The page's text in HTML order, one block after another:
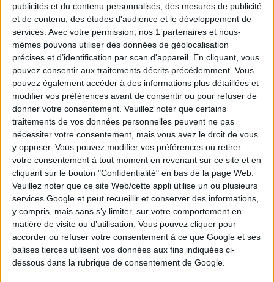
publicités et du contenu personnalisés, des mesures de publicité
et de contenu, des études d'audience et le développement de
services. Avec votre permission, nos 1 partenaires et nous-
mêmes pouvons utiliser des données de géolocalisation
précises et d’identification par scan d'appareil. En cliquant, vous
pouvez consentir aux traitements décrits précédemment. Vous
pouvez également accéder à des informations plus détaillées et
modifier vos préférences avant de consentir ou pour refuser de
donner votre consentement. Veuillez noter que certains
traitements de vos données personnelles peuvent ne pas
nécessiter votre consentement, mais vous avez le droit de vous
y opposer. Vous pouvez modifier vos préférences ou retirer
votre consentement à tout moment en revenant sur ce site et en
cliquant sur le bouton "Confidentialité" en bas de la page Web.
Veuillez noter que ce site Web/cette appli utilise un ou plusieurs
services Google et peut recueillir et conserver des informations,
y compris, mais sans s’y limiter, sur votre comportement en
matière de visite ou d’utilisation. Vous pouvez cliquer pour
accorder ou refuser votre consentement à ce que Google et ses
balises tierces utilisent vos données aux fins indiquées ci-
dessous dans la rubrique de consentement de Google.
Le ticket est un "titre au porteur" jusqu'à ce qu'il soit
signé. Si vous offrez un ticket non signé à un proche et
qu'il gagne 1 million d'euros, c'est techniquement le
destinataire qui réclame le gain (puisqu'il détient le ticket
et le présente). Du point de vue fiscal, ce gain est
considéré comme provenant de loterie et exonéré
d'impôt.
Mais attention au don indirect